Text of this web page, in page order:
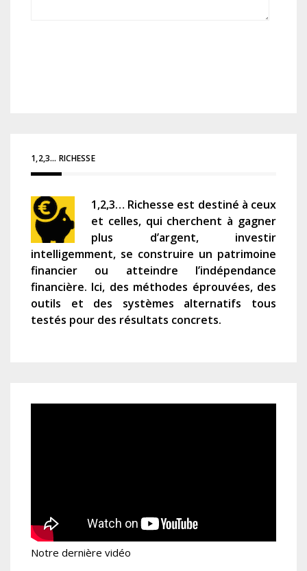
1,2,3… RICHESSE
1,2,3… Richesse est destiné à ceux
et celles, qui cherchent à gagner
plus d’argent, investir
intelligemment, se construire un patrimoine
financier ou atteindre l’indépendance
financière. Ici, des méthodes éprouvées, des
outils et des systèmes alternatifs tous
testés pour des résultats concrets.
Notre dernière vidéo